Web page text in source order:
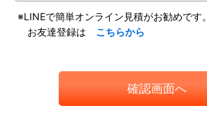
※LINEで簡単オンライン見積がお勧めです。
お友達登録は こちらから
確認画面へ